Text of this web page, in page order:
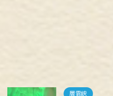
層雲峡